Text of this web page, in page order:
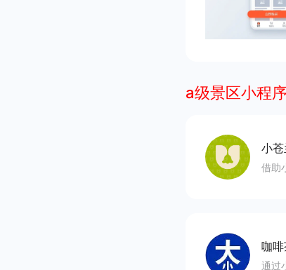
a级景区小程
小苍
借助
咖
通过